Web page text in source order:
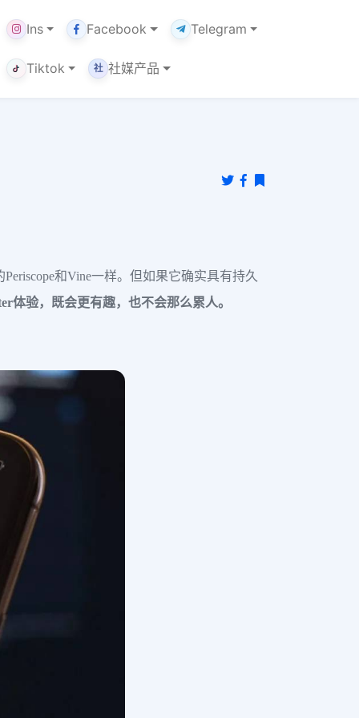
Ins Facebook Telegram
Tiktok 社 社媒产品
和Vine一样。但如果它确实具有持久
体验，既会更有趣，也不会那么累人。